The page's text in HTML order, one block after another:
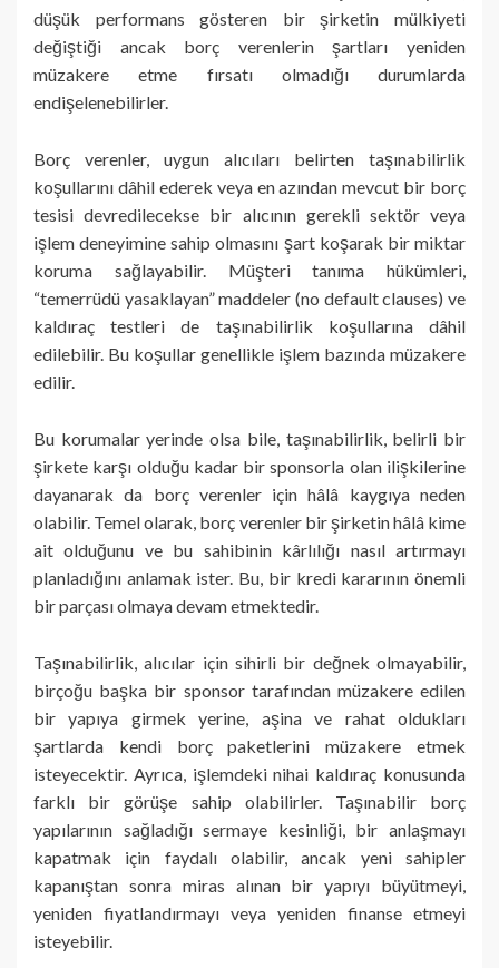
düşük performans gösteren bir şirketin mülkiyeti
değiştiği ancak borç verenlerin şartları yeniden
müzakere etme fırsatı olmadığı durumlarda
endişelenebilirler.
Borç verenler, uygun alıcıları belirten taşınabilirlik
koşullarını dâhil ederek veya en azından mevcut bir borç
tesisi devredilecekse bir alıcının gerekli sektör veya
işlem deneyimine sahip olmasını şart koşarak bir miktar
koruma sağlayabilir. Müşteri tanıma hükümleri,
“temerrüdü yasaklayan” maddeler (no default clauses) ve
kaldıraç testleri de taşınabilirlik koşullarına dâhil
edilebilir. Bu koşullar genellikle işlem bazında müzakere
edilir.
Bu korumalar yerinde olsa bile, taşınabilirlik, belirli bir
şirkete karşı olduğu kadar bir sponsorla olan ilişkilerine
dayanarak da borç verenler için hâlâ kaygıya neden
olabilir. Temel olarak, borç verenler bir şirketin hâlâ kime
ait olduğunu ve bu sahibinin kârlılığı nasıl artırmayı
planladığını anlamak ister. Bu, bir kredi kararının önemli
bir parçası olmaya devam etmektedir.
Taşınabilirlik, alıcılar için sihirli bir değnek olmayabilir,
birçoğu başka bir sponsor tarafından müzakere edilen
bir yapıya girmek yerine, aşina ve rahat oldukları
şartlarda kendi borç paketlerini müzakere etmek
isteyecektir. Ayrıca, işlemdeki nihai kaldıraç konusunda
farklı bir görüşe sahip olabilirler. Taşınabilir borç
yapılarının sağladığı sermaye kesinliği, bir anlaşmayı
kapatmak için faydalı olabilir, ancak yeni sahipler
kapanıştan sonra miras alınan bir yapıyı büyütmeyi,
yeniden fiyatlandırmayı veya yeniden finanse etmeyi
isteyebilir.